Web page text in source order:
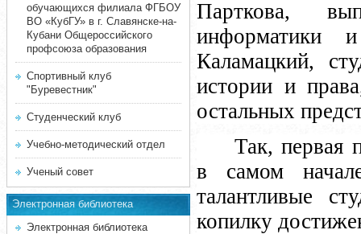
обучающихся филиала ФГБОУ
ВО «КубГУ» в г. Славянске-на-
Кубани Общероссийского
профсоюза образования
Спортивный клуб
"Буревестник"
Студенческий клуб
Учебно-методический отдел
Ученый совет
Электронная библиотека
Электронная библиотека
Парткова,
информатики
Каламацкий,
истории и
остальных
Так, первая
в самом
талантливые
копилку